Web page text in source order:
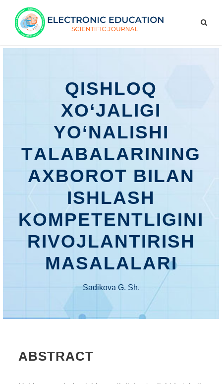
QISHLOQ
XO‘JАLIGI
YO‘NАLISHI
TАLАBАLАRINING
АXBOROT BILАN
ISHLАSH
KOMPETENTLIGINI
RIVOJLАNTIRISH
MАSАLАLАRI
Sadikova G. Sh.
ABSTRACT